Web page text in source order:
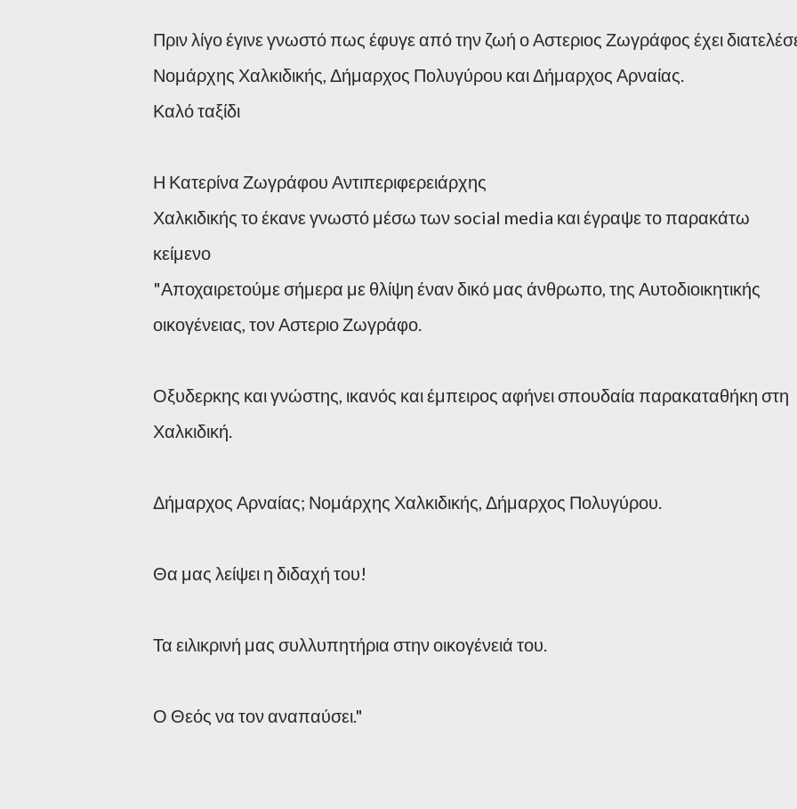
Πριν λίγο έγινε γνωστό πως έφυγε από την ζωή ο Αστεριος Ζωγράφος έχει
Νομάρχης Χαλκιδικής, Δήμαρχος Πολυγύρου και Δήμαρχος Αρναίας.
Καλό ταξίδι
Η Κατερίνα Ζωγράφου Αντιπεριφερειάρχης
Χαλκιδικής το έκανε γνωστό μέσω των social media και έγραψε το παρακάτω
κείμενο
"Αποχαιρετούμε σήμερα με θλίψη έναν δικό μας άνθρωπο, της Αυτοδιοικητικής
οικογένειας, τον Αστεριο Ζωγράφο.
Οξυδερκης και γνώστης, ικανός και έμπειρος αφήνει σπουδαία παρακαταθήκη στη
Χαλκιδική.
Δήμαρχος Αρναίας; Νομάρχης Χαλκιδικής, Δήμαρχος Πολυγύρου.
Θα μας λείψει η διδαχή του!
Τα ειλικρινή μας συλλυπητήρια στην οικογένειά του.
Ο Θεός να τον αναπαύσει."